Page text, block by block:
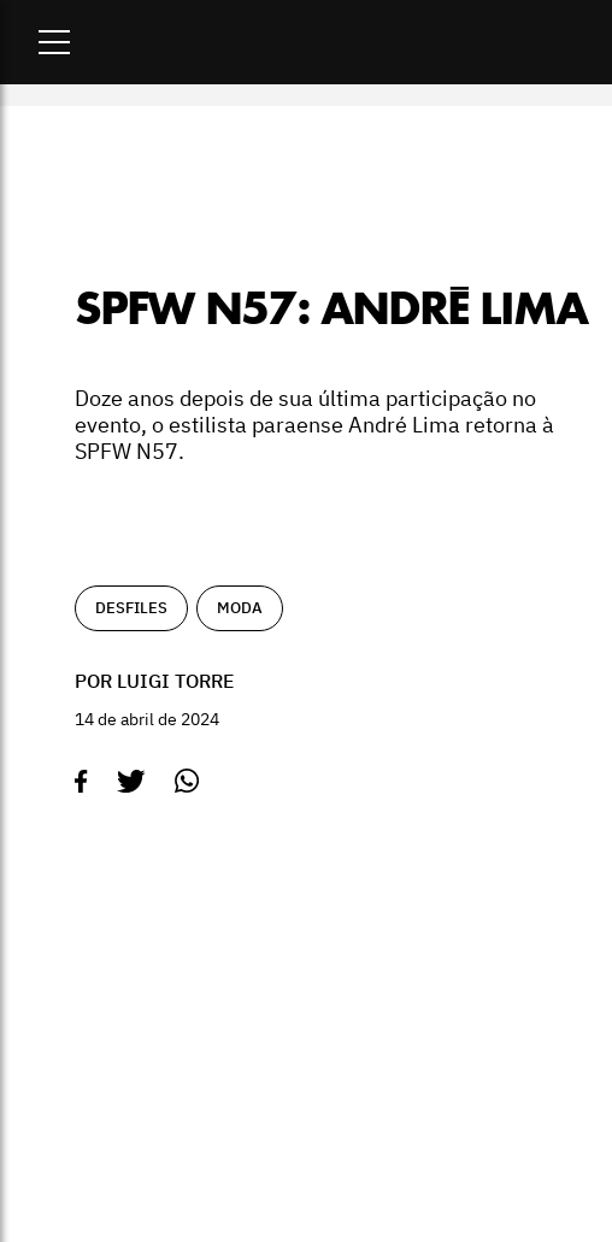
SPFW N57: ANDRÉ LIMA
Doze anos depois de sua última participação no
evento, o estilista paraense André Lima retorna à
SPFW N57.
DESFILES MODA
POR LUIGI TORRE
14 de abril de 2024